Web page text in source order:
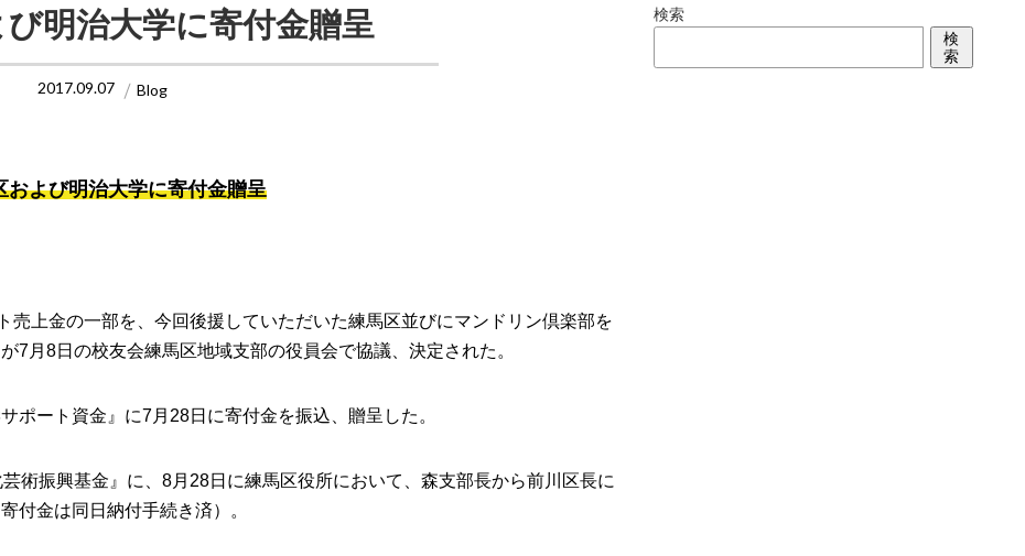
明治大学に寄付金贈呈
2017.09.07 Blog
および明治大学に寄付金贈呈
上金の一部を、今回後援していただいた練馬区並びにマンドリン倶楽部を
7月8日の校友会練馬区地域支部の役員会で協議、決定された。
ポート資金』に7月28日に寄付金を振込、贈呈した。
術振興基金』に、8月28日に練馬区役所において、森支部長から前川区長に
付金は同日納付手続き済）。
検索
検
索